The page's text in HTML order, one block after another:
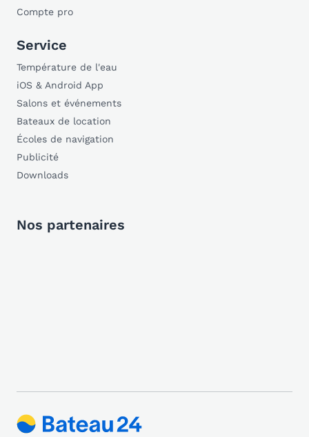
Compte pro
Service
Température de l'eau
iOS & Android App
Salons et événements
Bateaux de location
Écoles de navigation
Publicité
Downloads
Nos partenaires